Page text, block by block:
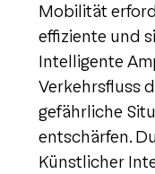
Mobilität
effiziente und
Intelligente
Verkehrsfluss
gefährliche
entschärfen.
Künstlicher